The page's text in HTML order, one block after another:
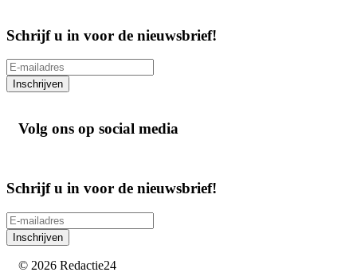
Schrijf u in voor de nieuwsbrief!
Inschrijven
Volg ons op social media
Schrijf u in voor de nieuwsbrief!
Inschrijven
© 2026 Redactie24